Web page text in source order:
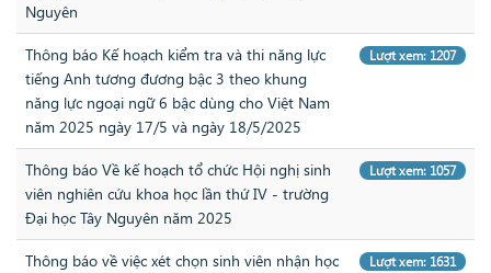
Nguyên
Thông báo Kế hoạch kiểm tra và thi năng lực
tiếng Anh tương đương bậc 3 theo khung
năng lực ngoại ngữ 6 bậc dùng cho Việt Nam
năm 2025 ngày 17/5 và ngày 18/5/2025
Lượt xem: 1207
Thông báo Về kế hoạch tổ chức Hội nghị sinh
viên nghiên cứu khoa học lần thứ IV - trường
Đại học Tây Nguyên năm 2025
Lượt xem: 1057
Thông báo về việc xét chọn sinh viên nhận học
Lượt xem: 1631